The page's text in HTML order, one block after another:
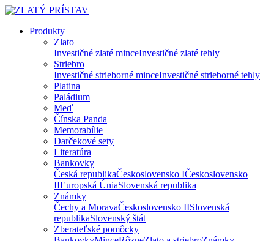
Produkty
Zlato
Investičné zlaté minceInvestičné zlaté tehly
Striebro
Investičné strieborné minceInvestičné strieborné tehly
Platina
Paládium
Meď
Čínska Panda
Memorabílie
Darčekové sety
Literatúra
Bankovky
Česká republikaČeskoslovensko IČeskoslovensko
IIEuropská ÚniaSlovenská republika
Známky
Čechy a MoravaČeskoslovensko IISlovenská
republikaSlovenský štát
Zberateľské pomôcky